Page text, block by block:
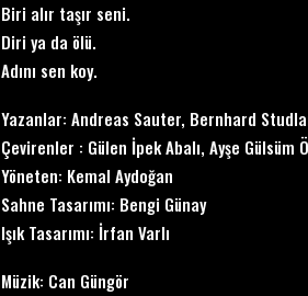
Biri alır taşır seni.
Diri ya da ölü.
Adını sen koy.
Yazanlar: Andreas Sauter, Bernhard
Çevirenler : Gülen İpek Abalı, Ayşe Gülsüm
Yöneten: Kemal Aydoğan
Sahne Tasarımı: Bengi Günay
Işık Tasarımı: İrfan Varlı
Müzik: Can Güngör